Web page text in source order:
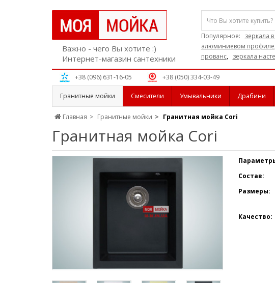
Важно - чего Вы хотите :)
Интернет-магазин сантехники
Популярное: зеркала
алюминиевом профиле
прованс, зеркала
+38 (096) 631-16-05 +38 (050) 334-03-49
Гранитные мойки Смесители Умывальники Драбини
Главная Гранитные мойки Гранитная мойка Cori
Гранитная мойка Cori
Состав:
Размеры:
Качество: